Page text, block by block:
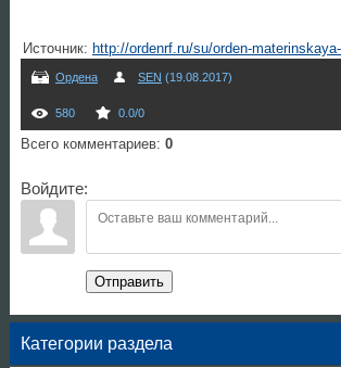
Источник: http://ordenrf.ru/su/orden-
Ордена SEN (19.08.2017)
580 0.0/0
Всего комментариев: 0
Войдите:
Отправить
Категории раздела